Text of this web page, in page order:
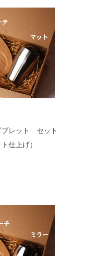
ブレット セット
仕上げ）